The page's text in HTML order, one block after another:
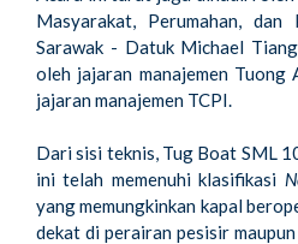
Masyarakat, Perumahan,
Sarawak - Datuk Michael
oleh jajaran manajemen Tuong
jajaran manajemen TCPI.
Dari sisi teknis, Tug Boat SML
ini telah memenuhi klasifikasi
yang memungkinkan kapal
dekat di perairan pesisir